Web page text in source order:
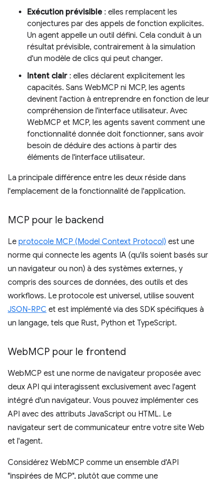
Exécution prévisible : elles remplacent les
conjectures par des appels de fonction explicites.
Un agent appelle un outil défini. Cela conduit à un
résultat prévisible, contrairement à la simulation
d'un modèle de clics qui peut changer.
Intent clair : elles déclarent explicitement les
capacités. Sans WebMCP ni MCP, les agents
devinent l'action à entreprendre en fonction de leur
compréhension de l'interface utilisateur. Avec
WebMCP et MCP, les agents savent comment une
fonctionnalité donnée doit fonctionner, sans avoir
besoin de déduire des actions à partir des
éléments de l'interface utilisateur.
La principale différence entre les deux réside dans
l'emplacement de la fonctionnalité de l'application.
MCP pour le backend
Le protocole MCP (Model Context Protocol) est une
norme qui connecte les agents IA (qu'ils soient basés sur
un navigateur ou non) à des systèmes externes, y
compris des sources de données, des outils et des
workflows. Le protocole est universel, utilise souvent
JSON-RPC et est implémenté via des SDK spécifiques à
un langage, tels que Rust, Python et TypeScript.
WebMCP pour le frontend
WebMCP est une norme de navigateur proposée avec
deux API qui interagissent exclusivement avec l'agent
intégré d'un navigateur. Vous pouvez implémenter ces
API avec des attributs JavaScript ou HTML. Le
navigateur sert de communicateur entre votre site Web
et l'agent.
Considérez WebMCP comme un ensemble d'API
"inspirées de MCP", plutôt que comme une